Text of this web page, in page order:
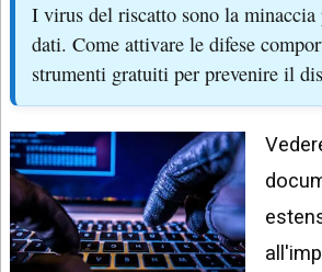
CONTATTA
PIÙ
LETTI
ULTIMI
POST
ARCHIVIO
VIDEO
TIKTOK
YOUTUBE
X
INSTAGRAM
I virus del riscatto sono la minaccia
dati. Come attivare le difese
strumenti gratuiti per prevenire il